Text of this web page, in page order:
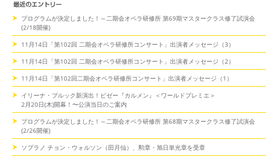
プログラムが決定しました！～二期会オペラ研修所 第69期マスタークラス修了試演会
(2/18開催)
11月14日「第102回 二期会オペラ研修所コンサート」出演者メッセージ（3）
11月14日「第102回 二期会オペラ研修所コンサート」出演者メッセージ（2）
11月14日「第102回二期会オペラ研修所コンサート」出演者メッセージ（1）
イリーナ・ブルック新演出！ビゼー『カルメン』＜ワールドプレミエ＞
2月20日(木)開幕！〜公演当日のご案内
プログラムが決定しました！～二期会オペラ研修所 第68期マスタークラス修了試演会
(2/26開催)
ソプラノ チョン・ウォルソン（田月仙）、勲章・旭日単光章を受章